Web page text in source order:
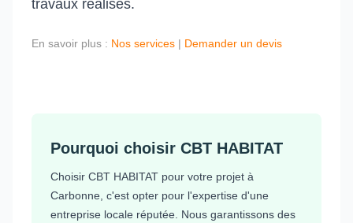
travaux réalisés.
En savoir plus : Nos services | Demander un devis
Pourquoi choisir CBT HABITAT
Choisir CBT HABITAT pour votre projet à
Carbonne, c'est opter pour l'expertise d'une
entreprise locale réputée. Nous garantissons des